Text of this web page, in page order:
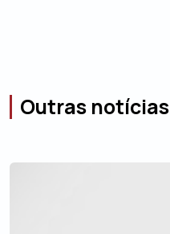
Outras notícias